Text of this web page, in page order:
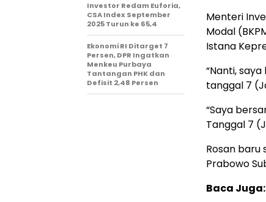
Menteri
Modal
Istana
“Nanti,
tanggal 7
“Saya
Tanggal 7
Rosan
Prabowo
Baca Juga:
Investor Redam Euforia,
CSA Index September
2025 Turun ke 65,4
Ekonomi RI Ditarget 7
Persen, DPR Ingatkan
Menkeu Purbaya
Tantangan PHK dan
Defisit 2,48 Persen